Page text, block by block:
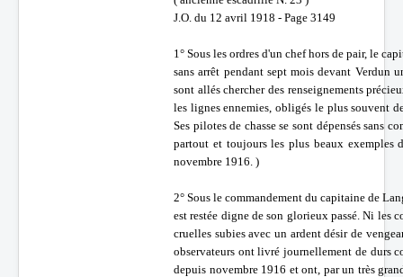
J.O. du 12 avril 1918 - Page 3149
1° Sous les ordres d'un chef hors de pair, le
sans arrêt pendant sept mois devant Verdun
sont allés chercher des renseignements
les lignes ennemies, obligés le plus souvent
Ses pilotes de chasse se sont dépensés sans
partout et toujours les plus beaux
novembre 1916. )
2° Sous le commandement du capitaine de
est restée digne de son glorieux passé. Ni les
cruelles subies avec un ardent désir de
observateurs ont livré journellement de durs
depuis novembre 1916 et ont, par un très